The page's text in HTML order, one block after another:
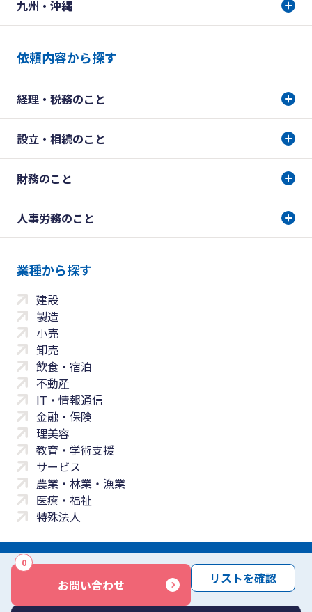
お問い合わせ
0
リストを確認
九州・沖縄
依頼内容から探す
経理・税務のこと
設立・相続のこと
財務のこと
人事労務のこと
業種から探す
建設
製造
小売
卸売
飲食・宿泊
不動産
IT・情報通信
金融・保険
理美容
教育・学術支援
サービス
農業・林業・漁業
医療・福祉
特殊法人
サイトマップ 免責事項 サービス利用規約
商標について反社会勢力に対する基本方針 お問い合わせ